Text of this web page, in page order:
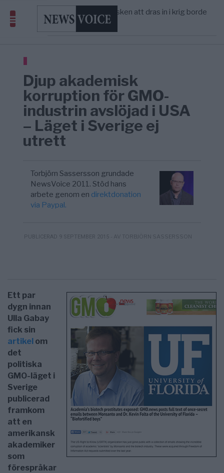
5/8
Elsa Widding: Risken att dras in i krig borde
avgöra all utrikespolitik
KRIG & FRED
Gaza håller en av de största
geografiskt apartheidsystem
om amerikansk påverkan
UNITED STATES — Tucker Carlson: ”It’s Time to Save
America” – Finally
Djup akademisk
korruption för GMO-
industrin avslöjad i USA
– Läget i Sverige ej
utrett
Torbjörn Sassersson grundade
NewsVoice 2011. Stöd hans
arbete genom en direktdonation
via Paypal.
PUBLICERAD 9 SEPTEMBER 2015 - AV TORBJÖRN SASSERSSON
Ett par
dygn innan
Ulla Gabay
fick sin
artikel om
det
politiska
GMO-läget i
Sverige
publicerad
framkom
att en
amerikansk
akademiker
som
förespråkar